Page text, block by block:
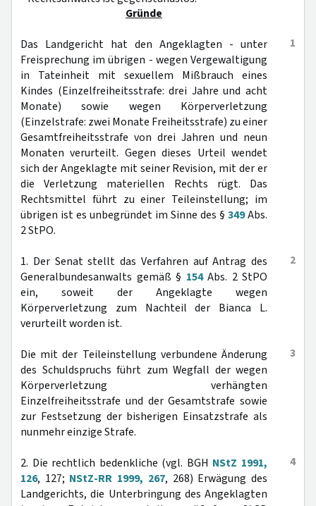
Gründe
1
Das Landgericht hat den Angeklagten - unter
Freisprechung im übrigen - wegen Vergewaltigung
in Tateinheit mit sexuellem Mißbrauch eines
Kindes (Einzelfreiheitsstrafe: drei Jahre und acht
Monate) sowie wegen Körperverletzung
(Einzelstrafe: zwei Monate Freiheitsstrafe) zu einer
Gesamtfreiheitsstrafe von drei Jahren und neun
Monaten verurteilt. Gegen dieses Urteil wendet
sich der Angeklagte mit seiner Revision, mit der er
die Verletzung materiellen Rechts rügt. Das
Rechtsmittel führt zu einer Teileinstellung; im
übrigen ist es unbegründet im Sinne des § 349Abs.
2 StPO.
2
1. Der Senat stellt das Verfahren auf Antrag des
Generalbundesanwalts gemäß § 154Abs. 2 StPO
ein, soweit der Angeklagte wegen
Körperverletzung zum Nachteil der Bianca L.
verurteilt worden ist.
3
Die mit der Teileinstellung verbundene Änderung
des Schuldspruchs führt zum Wegfall der wegen
Körperverletzung verhängten
Einzelfreiheitsstrafe und der Gesamtstrafe sowie
zur Festsetzung der bisherigen Einsatzstrafe als
nunmehr einzige Strafe.
4
2. Die rechtlich bedenkliche (vgl. BGH NStZ 1991,
126, 127; NStZ-RR 1999, 267, 268) Erwägung des
Landgerichts, die Unterbringung des Angeklagten